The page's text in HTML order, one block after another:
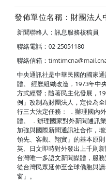
發佈單位名稱：財團法人
新聞聯絡人：訊息服務核稿員
聯絡電話：02-25051180
聯絡信箱：
中央通訊社是中華民國的國家
體。 經歷組織改造，1973年中
方式經營；隨著民主化發展，
例」改制為財團法人，定位為
行三大法定任務： ．辦理國內
體。 ．辦理國家對外新聞通訊
加強與國際新聞通訊社合作，
領先、客觀、翔實」的基本原
英、日文即時對外發出上千則
台灣唯一多語文新聞媒體，服
從台灣民眾延伸至全球僑胞與
窗」。